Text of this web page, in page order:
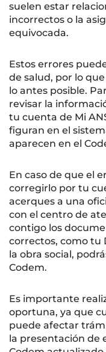
suelen estar
incorrectos o la
equivocada.
Estos errores
de salud, por lo
lo antes posible.
revisar la
tu cuenta de Mi
figuran en el
aparecen en el
En caso de que el
corregirlo por tu
acerques a una
con el centro de
contigo los
correctos, como tu
la obra social,
Codem.
Es importante
oportuna, ya que
puede afectar
la presentación de